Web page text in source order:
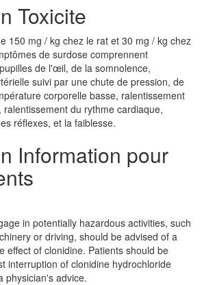
Toxicite
150 mg / kg chez le rat et 30 mg / kg chez
de surdose comprennent
de l'œil, de la somnolence,
suivi par une chute de pression, de
corporelle basse, ralentissement
du rythme cardiaque,
réflexes, et la faiblesse.
Information pour
in potentially hazardous activities, such
or driving, should be advised of a
effect of clonidine. Patients should be
interruption of clonidine hydrochloride
physician's advice.